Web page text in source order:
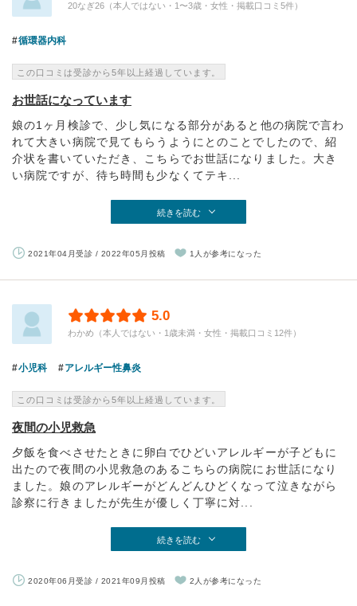
20なぎ26（本人ではない・1〜3歳・女性・掲載口コミ5件）
循環器内科
この口コミは受診から5年以上経過しています。
お世話になっています
娘の1ヶ月検診で、少し気になる部分があると他の病院で言わ
れて大きい病院で見てもらうようにとのことでしたので、紹
介状を書いていただき、こちらでお世話になりました。大き
い病院ですが、待ち時間も少なくてテキ...
続きを読む
2021年04月受診 / 2022年05月投稿 1人が参考になった
5.0
わかめ（本人ではない・1歳未満・女性・掲載口コミ12件）
小児科 アレルギー性鼻炎
この口コミは受診から5年以上経過しています。
夜間の小児救急
夕飯を食べさせたときに卵白でひどいアレルギーが子どもに
出たので夜間の小児救急のあるこちらの病院にお世話になり
ました。娘のアレルギーがどんどんひどくなって泣きながら
診察に行きましたが先生が優しく丁寧に対...
続きを読む
2020年06月受診 / 2021年09月投稿 2人が参考になった